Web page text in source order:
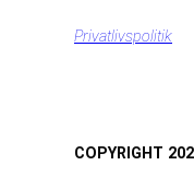
Privatlivspolitik
COPYRIGHT